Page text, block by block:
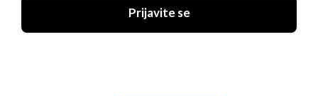
Prijavite se